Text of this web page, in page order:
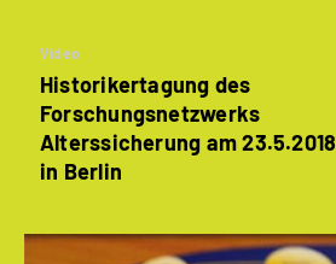
Video
Historikertagung des
Forschungsnetzwerks
Alterssicherung am 23.5.2018
in Berlin